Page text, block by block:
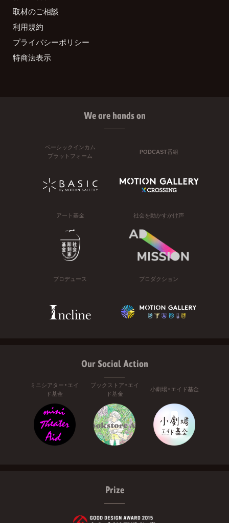
取材のご相談
利用規約
プライバシーポリシー
特商法表示
We are hands on
ベーシックインカム
プラットフォーム
PODCAST番組
アート基金 社会を動かすかけ声
プロデュース プロダクション
Our Social Action
ミニシアター・エイ
ド基金
ブックストア・エイ
ド基金
小劇場・エイド基金
Prize